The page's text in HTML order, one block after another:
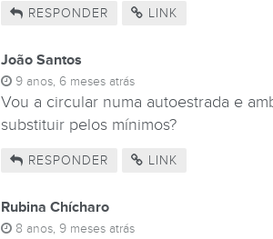
RESPONDER LINK
João Santos
9 anos, 6 meses atrás
Vou a circular numa autoestrada e
substituir pelos mínimos?
RESPONDER LINK
Rubina Chícharo
8 anos, 9 meses atrás